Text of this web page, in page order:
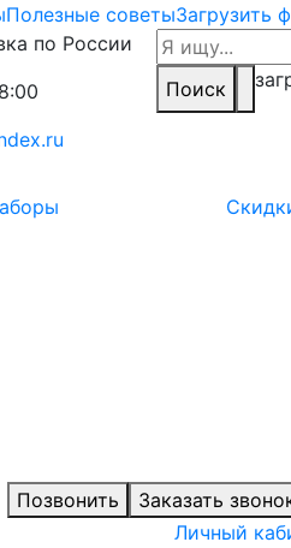
Полезные советыЗагрузить
по России
Поиск
Позвонить
Заказать
Личный